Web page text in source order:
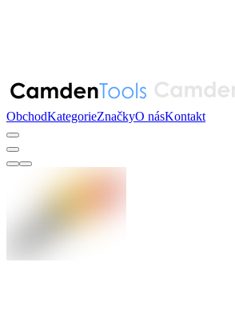
ObchodKategorieZnačkyO násKontakt